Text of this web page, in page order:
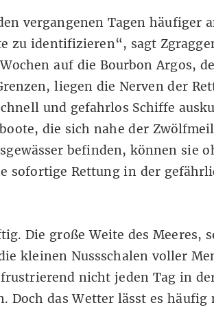
vergangenen Tagen häufiger
zu identifizieren“, sagt
auf die Bourbon Argos,
liegen die Nerven der
und gefahrlos Schiffe
die sich nahe der
befinden, können sie
sofortige Rettung in der
Die große Weite des Meeres,
kleinen Nussschalen voller
frustrierend nicht jeden Tag in
Doch das Wetter lässt es häufig